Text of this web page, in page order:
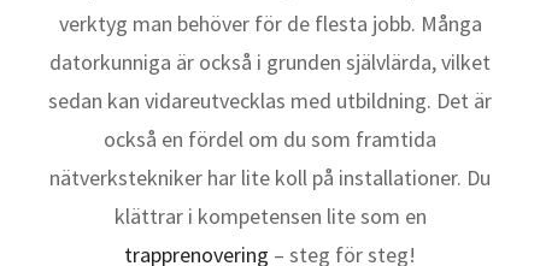
verktyg man behöver för de flesta jobb. Många
datorkunniga är också i grunden självlärda, vilket
sedan kan vidareutvecklas med utbildning. Det är
också en fördel om du som framtida
nätverkstekniker har lite koll på installationer. Du
klättrar i kompetensen lite som en
trapprenovering – steg för steg!